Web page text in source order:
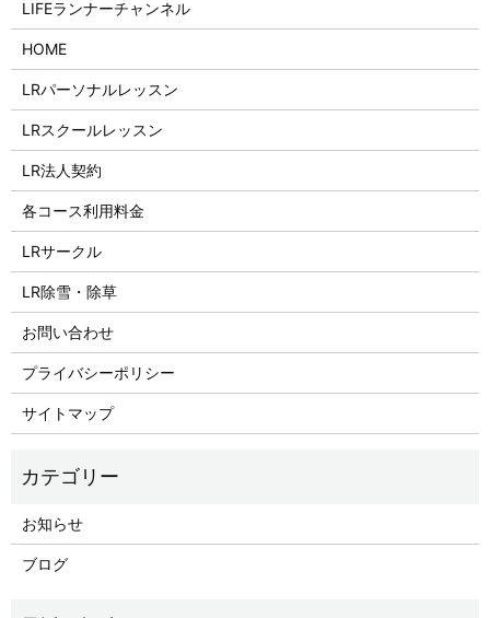
LIFEランナーチャンネル
HOME
LRパーソナルレッスン
LRスクールレッスン
LR法人契約
各コース利用料金
LRサークル
LR除雪・除草
お問い合わせ
プライバシーポリシー
サイトマップ
お知らせ
ブログ